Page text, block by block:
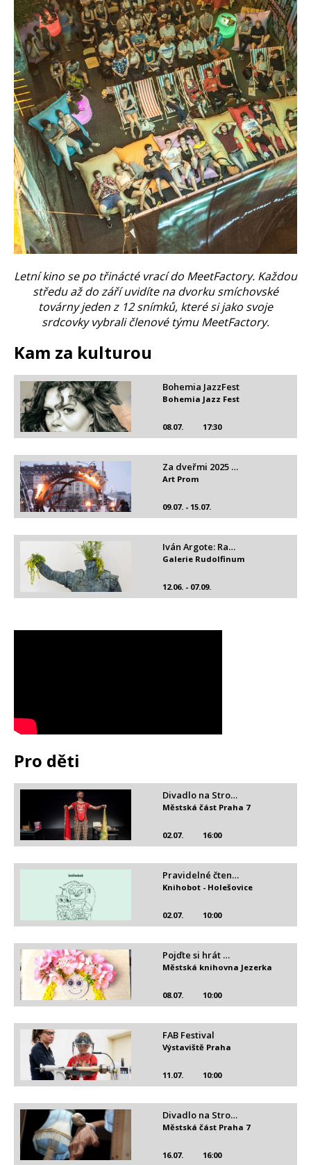
Letní kino se po třinácté vrací do MeetFactory. Každou
středu až do září uvidíte na dvorku smíchovské
továrny jeden z 12 snímků, které si jako svoje
srdcovky vybrali členové týmu MeetFactory.
Kam za kulturou
Bohemia JazzFest
08.07. 17:30
Bohemia Jazz Fest
Za dveřmi 2025 …
09.07. - 15.07.
Art Prom
Iván Argote: Ra…
12.06. - 07.09.
Galerie Rudolfinum
Pro děti
Divadlo na Stro…
02.07. 16:00
Městská část Praha 7
Pravidelné čten…
02.07. 10:00
Knihobot - Holešovice
Pojďte si hrát …
08.07. 10:00
Městská knihovna Jezerka
FAB Festival
11.07. 10:00
Výstaviště Praha
Divadlo na Stro…
16.07. 16:00
Městská část Praha 7